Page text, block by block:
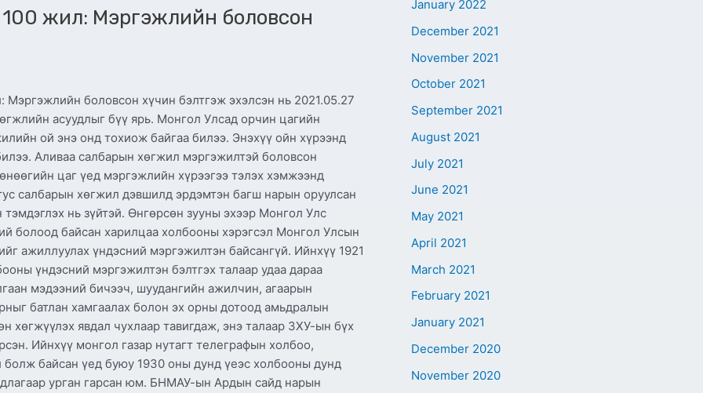
жил: Мэргэжлийн боловсон
боловсон хүчин бэлтгэж эхэлсэн нь 2021.05.27
асуудлыг бүү ярь. Монгол Улсад орчин цагийн
ой энэ онд тохиож байгаа билээ. Энэхүү ойн хүрээнд
Аливаа салбарын хөгжил мэргэжилтэй боловсон
цаг үед мэргэжлийн хүрээгээ тэлэх хэмжээнд
салбарын хөгжил дэвшилд эрдэмтэн багш нарын оруулсан
нь зүйтэй. Өнгөрсөн зууны эхээр Монгол Улс
болоод байсан харилцаа холбооны хэрэгсэл Монгол Улсын
ажиллуулах үндэсний мэргэжилтэн байсангүй. Ийнхүү 1921
үндэсний мэргэжилтэн бэлтгэх талаар удаа дараа
мэдээний бичээч, шуудангийн ажилчин, агаарын
батлан хамгаалах болон эх орны дотоод амьдралын
хөгжүүлэх явдал чухлаар тавигдаж, энэ талаар ЗХУ-ын бүх
Ийнхүү монгол газар нутагт телеграфын холбоо,
байсан үед буюу 1930 оны дунд үеэс холбооны дунд
урган гарсан юм. БНМАУ-ын Ардын сайд нарын
January 2022
December 2021
November 2021
October 2021
September 2021
August 2021
July 2021
June 2021
May 2021
April 2021
March 2021
February 2021
January 2021
December 2020
November 2020